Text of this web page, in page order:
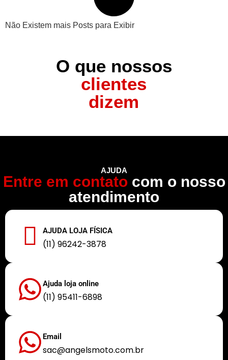
Não Existem mais Posts para Exibir
O que nossos
clientes
dizem
AJUDA
Entre em contatocom o nosso
atendimento
AJUDA LOJA FÍSICA
(11) 96242-3878
Ajuda loja online
(11) 95411-6898
Email
sac@angelsmoto.com.br